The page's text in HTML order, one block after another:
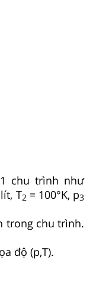
chu trình như
T2 = 100°K, p3
trong chu trình.
độ (p,T).